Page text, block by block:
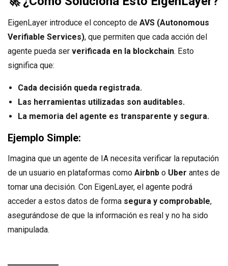
EigenLayer introduce el concepto de AVS (Autonomous
Verifiable Services), que permiten que cada acción del
agente pueda ser verificada en la blockchain. Esto
significa que:
Cada decisión queda registrada.
Las herramientas utilizadas son auditables.
La memoria del agente es transparente y segura.
Ejemplo Simple:
Imagina que un agente de IA necesita verificar la reputación
de un usuario en plataformas como Airbnb o Uber antes de
tomar una decisión. Con EigenLayer, el agente podrá
acceder a estos datos de forma segura y comprobable,
asegurándose de que la información es real y no ha sido
manipulada.